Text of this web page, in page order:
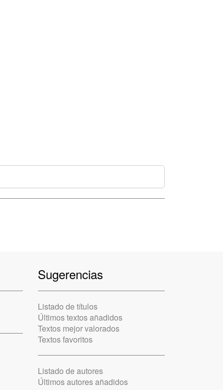
Sugerencias
Listado de títulos
Últimos textos añadidos
Textos mejor valorados
Textos favoritos
Listado de autores
Últimos autores añadidos